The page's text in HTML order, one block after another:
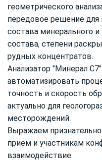
геометрического
передовое решение для
состава минерального
состава, степени
рудных концентратов.
Анализатор "Минерал
автоматизировать
точность и скорость
актуально для
месторождений.
Выражаем
приём и участникам
взаимодействие.